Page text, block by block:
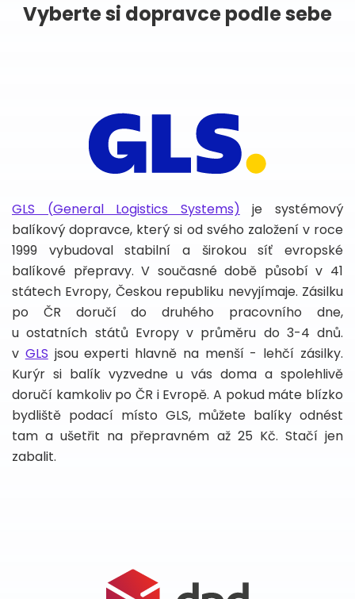
Vyberte si dopravce podle sebe
GLS (General Logistics Systems) je systémový
balíkový dopravce, který si od svého založení v roce
1999 vybudoval stabilní a širokou síť evropské
balíkové přepravy. V současné době působí v 41
státech Evropy, Českou republiku nevyjímaje. Zásilku
po ČR doručí do druhého pracovního dne,
u ostatních států Evropy v průměru do 3-4 dnů.
v GLS jsou experti hlavně na menší - lehčí zásilky.
Kurýr si balík vyzvedne u vás doma a spolehlivě
doručí kamkoliv po ČR i Evropě. A pokud máte blízko
bydliště podací místo GLS, můžete balíky odnést
tam a ušetřit na přepravném až 25 Kč. Stačí jen
zabalit.